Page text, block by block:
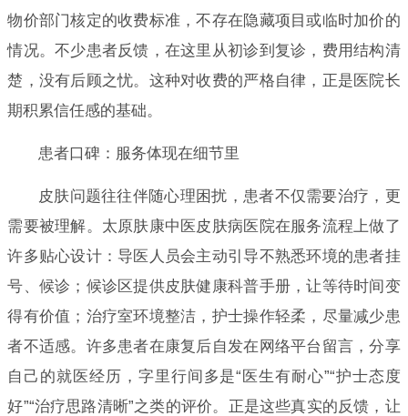
物价部门核定的收费标准，不存在隐藏项目或临时加价的
情况。不少患者反馈，在这里从初诊到复诊，费用结构清
楚，没有后顾之忧。这种对收费的严格自律，正是医院长
期积累信任感的基础。
患者口碑：服务体现在细节里
皮肤问题往往伴随心理困扰，患者不仅需要治疗，更
需要被理解。太原肤康中医皮肤病医院在服务流程上做了
许多贴心设计：导医人员会主动引导不熟悉环境的患者挂
号、候诊；候诊区提供皮肤健康科普手册，让等待时间变
得有价值；治疗室环境整洁，护士操作轻柔，尽量减少患
者不适感。许多患者在康复后自发在网络平台留言，分享
自己的就医经历，字里行间多是“医生有耐心”“护士态度
好”“治疗思路清晰”之类的评价。正是这些真实的反馈，让